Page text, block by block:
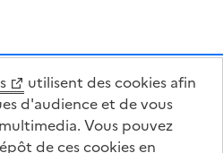
utilisent des cookies afin
d'audience et de vous
Vous pouvez
de ces cookies en